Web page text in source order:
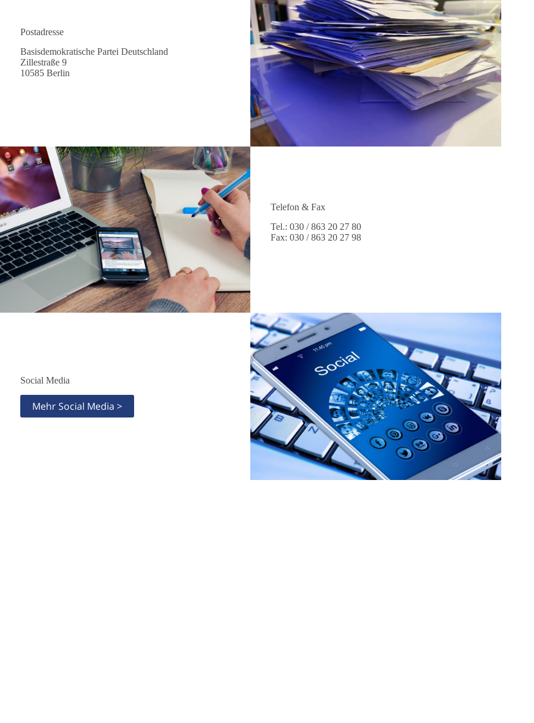
Postadresse
Basisdemokratische Partei Deutschland
Zillestraße 9
10585 Berlin
Telefon & Fax
Tel.: 030 / 863 20 27 80
Fax: 030 / 863 20 27 98
Social Media
Mehr Social Media >